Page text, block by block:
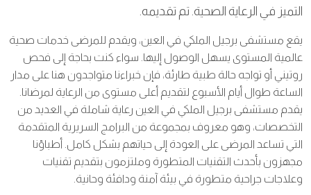
التميز في الرعاية الصحية. تم تقديمه.
يقع مستشفى برجيل الملكي في العين، ويقدم للمرضى خدمات صحية
عالمية المستوى يسهل الوصول إليها. سواء كنت بحاجة إلى فحص
روتيني أو تواجه حالة طبية طارئة، فإن خبراءنا متواجدون هنا على مدار
الساعة طوال أيام الأسبوع لتقديم أعلى مستوى من الرعاية لمرضانا.
يقدم مستشفى برجيل الملكي في العين رعاية شاملة في العديد من
التخصصات، وهو معروف بمجموعة من البرامج السريرية المتقدمة
التي تساعد المرضى على العودة إلى حياتهم بشكل كامل. أطباؤنا
مجهزون بأحدث التقنيات المتطورة وملتزمون بتقديم تقنيات
وعلاجات جراحية متطورة في بيئة آمنة ودافئة وحانية.